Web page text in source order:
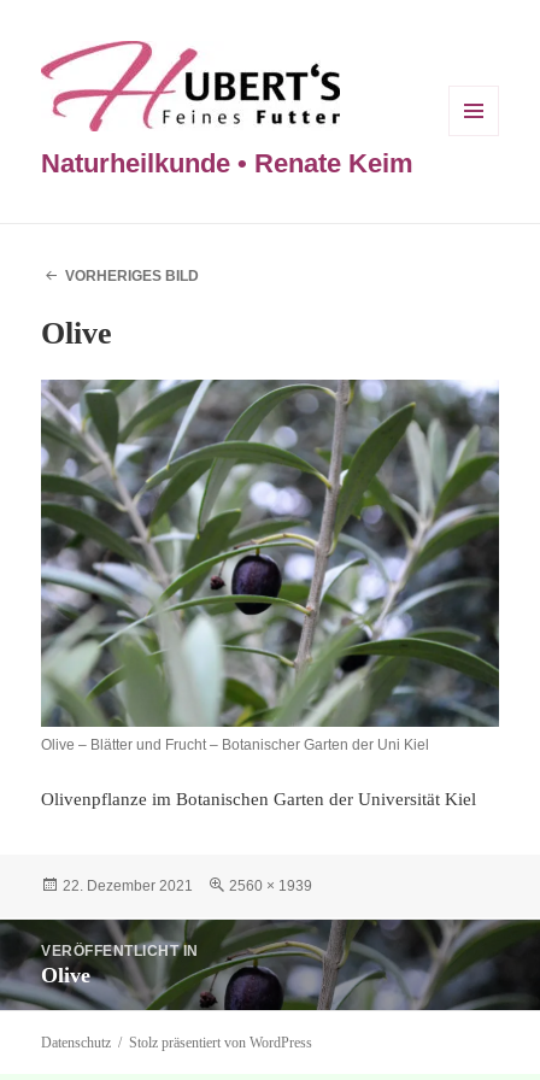
Naturheilkunde • Renate Keim
VORHERIGES BILD
Olive
Olive – Blätter und Frucht – Botanischer Garten der Uni Kiel
Olivenpflanze im Botanischen Garten der Universität Kiel
Veröffentlicht
22. Dezember 2021 Originalgröße
2560 × 1939
Beitragsnavigation
VERÖFFENTLICHT IN
Olive
Datenschutz Stolz präsentiert von WordPress